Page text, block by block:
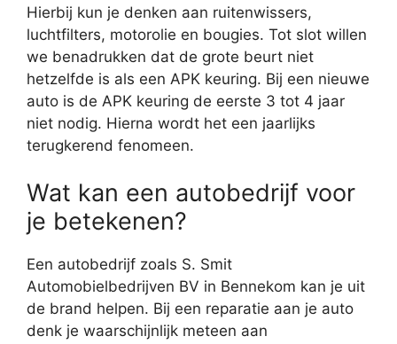
Hierbij kun je denken aan ruitenwissers,
luchtfilters, motorolie en bougies. Tot slot willen
we benadrukken dat de grote beurt niet
hetzelfde is als een APK keuring. Bij een nieuwe
auto is de APK keuring de eerste 3 tot 4 jaar
niet nodig. Hierna wordt het een jaarlijks
terugkerend fenomeen.
Wat kan een autobedrijf voor
je betekenen?
Een autobedrijf zoals S. Smit
Automobielbedrijven BV in Bennekom kan je uit
de brand helpen. Bij een reparatie aan je auto
denk je waarschijnlijk meteen aan